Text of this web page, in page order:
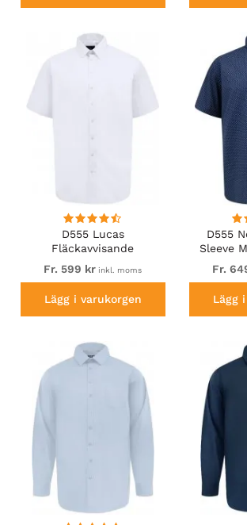
D555 Lucas
Fläckavvisande
Lättstruken
Stretchskjorta med Kort
Ärm Vit
Fr. 599 kr inkl. moms
Lägg i varukorgen
D555
Sleeve
WithFr.
Lägg